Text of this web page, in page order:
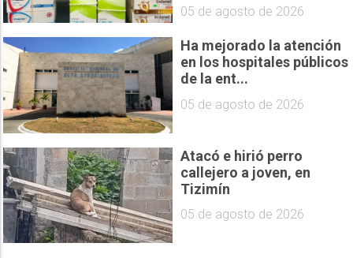
05 de agosto de 2026
Ha mejorado la atención
en los hospitales públicos
de la ent...
05 de agosto de 2026
Atacó e hirió perro
callejero a joven, en
Tizimín
05 de agosto de 2026